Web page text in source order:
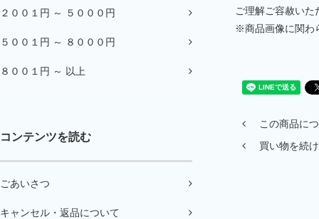
２００１円 ～ ５０００円
５００１円 ～ ８０００円
８００１円 ～ 以上
コンテンツを読む
ごあいさつ
キャンセル・返品について
ご理解ご容赦い
※商品画像に関わ
この商品に
買い物を続